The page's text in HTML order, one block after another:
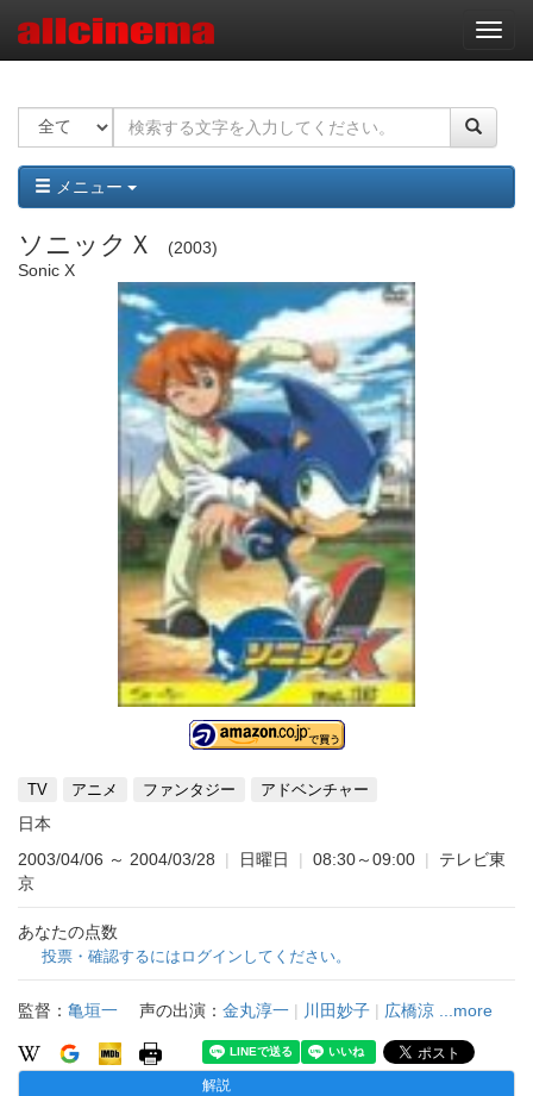
ナ
ビ
ー
ョ
ン
メニュー
ソニックＸ
2003
Sonic X
TV アニメ ファンタジー アドベンチャー
日本
2003/04/06 ～ 2004/03/28 | 日曜日 | 08:30～09:00 |
テレビ東
京
あなたの点数
投票・確認するにはログインしてください。
監督： 亀垣一 声の出演： 金丸淳一 | 川田妙子 | 広橋涼 ...more
解説